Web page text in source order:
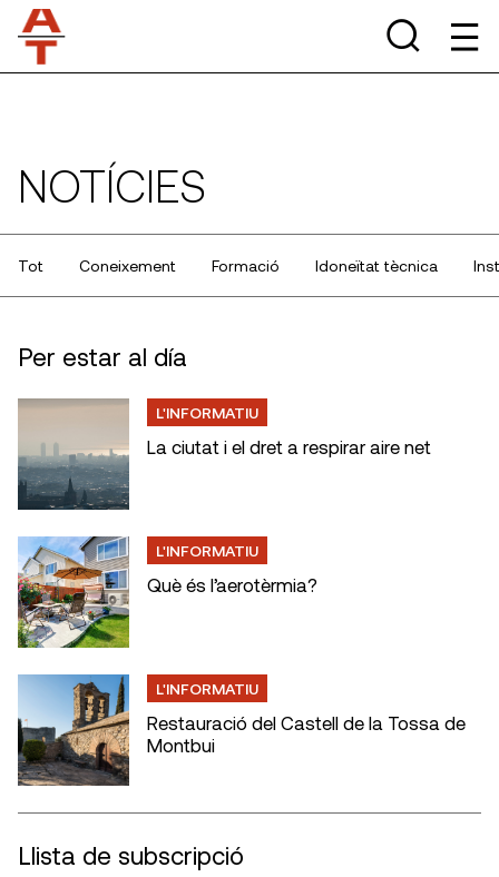
NOTÍCIES
Tot Coneixement Formació Idoneïtat tècnica
Per estar al día
L'INFORMATIU
La ciutat i el dret a respirar aire net
L'INFORMATIU
Què és l’aerotèrmia?
L'INFORMATIU
Restauració del Castell de la Tossa de
Montbui
Llista de subscripció